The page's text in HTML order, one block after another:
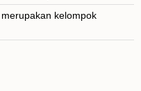
kelompok